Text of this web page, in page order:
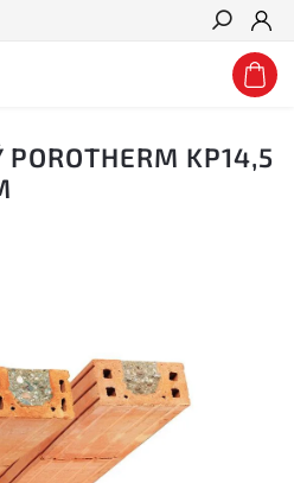
Hledat
POROTHERM KP14,5